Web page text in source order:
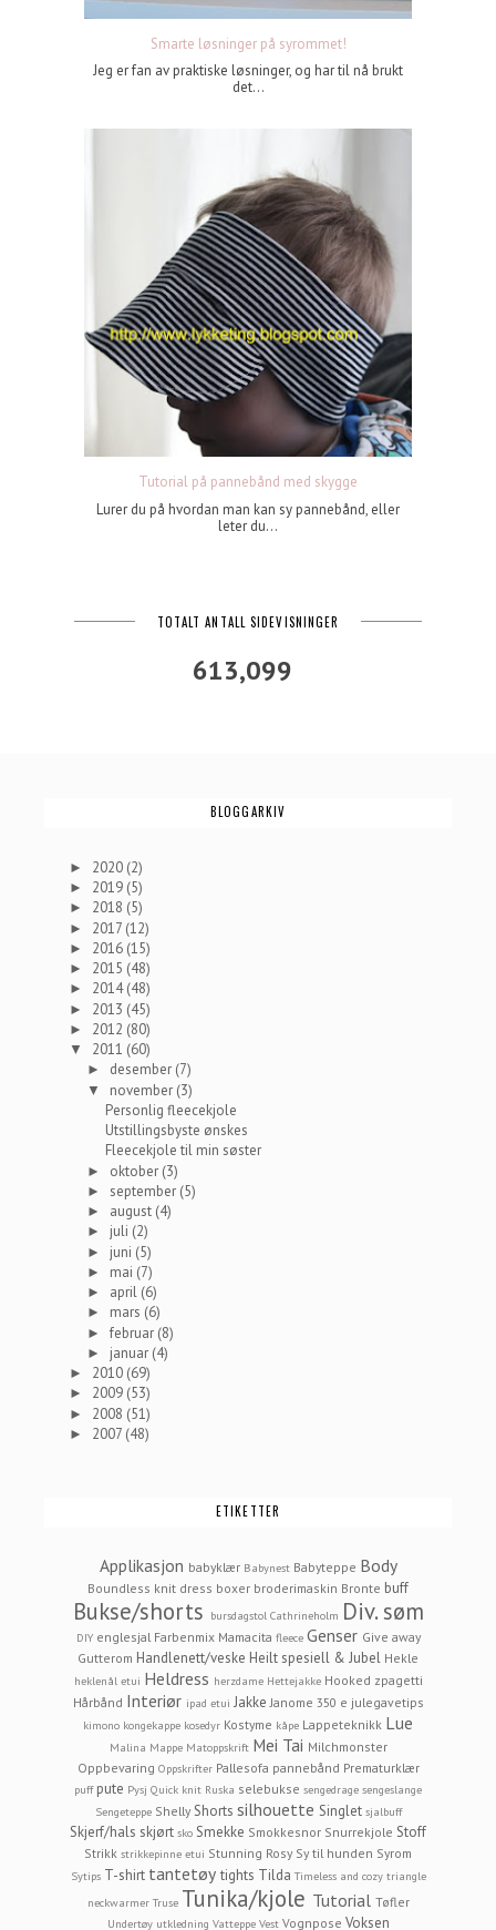
Smarte løsninger på syrommet!
Jeg er fan av praktiske løsninger, og har til nå brukt
det...
Tutorial på pannebånd med skygge
Lurer du på hvordan man kan sy pannebånd, eller
leter du...
TOTALT ANTALL SIDEVISNINGER
613,099
BLOGGARKIV
► 2020 (2)
► 2019 (5)
► 2018 (5)
► 2017 (12)
► 2016 (15)
► 2015 (48)
► 2014(48)
► 2013 (45)
► 2012 (80)
▼ 2011 (60)
► desember (7)
▼ november (3)
Personlig fleecekjole
Utstillingsbyste ønskes
Fleecekjole til min søster
► oktober (3)
► september (5)
► august (4)
► juli (2)
► juni (5)
► mai (7)
► april (6)
► mars (6)
►februar (8)
► januar (4)
► 2010 (69)
► 2009 (53)
► 2008 (51)
► 2007 (48)
ETIKETTER
Applikasjon babyklær Babynest Babyteppe Body
Boundless knit dress boxer broderimaskin Bronte buff
Bukse/shorts bursdagstol Cathrineholm Div. søm
DIY englesjal Farbenmix Mamacita fleece Genser Give away
Gutterom Handlenett/veske Heilt spesiell & Jubel Hekle
heklenål etui Heldress herzdame Hettejakke Hooked zpagetti
Hårbånd Interiør ipad etui Jakke Janome 350 e julegavetips
kimono kongekappe kosedyr Kostyme kåpe Lappeteknikk Lue
Malina Mappe Matoppskrift Mei Tai Milchmonster
Oppbevaring Oppskrifter Pallesofa pannebånd Prematurklær
puff pute Pysj Quick knit Ruska selebukse sengedrage sengeslange
Sengeteppe Shelly Shorts silhouette Singlet sjalbuff
Skjerf/hals skjørt sko Smekke Smokkesnor Snurrekjole Stoff
Strikk strikkepinne etui Stunning Rosy Sy til hunden Syrom
Sytips T-shirt tantetøy tights Tilda Timeless and cozy triangle
neckwarmer Truse Tunika/kjole Tutorial Tøfler
Undertøy utkledning Vatteppe Vest Vognpose Voksen